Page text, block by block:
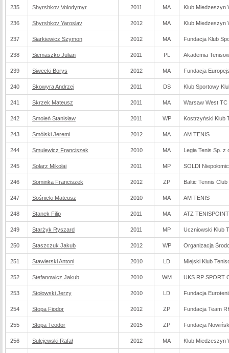
235 Shyrshkov Volodymyr 2011 MA Klub Miedzeszyn
236 Shyrshkov Yaroslav 2012 MA Klub Miedzeszyn
237 Siarkiewicz Szymon 2012 MA Fundacja Klub
238 Siemaszko Julian 2011 PL Akademia
239 Siwecki Borys 2012 MA Fundacja
240 Skowyra Andrzej 2011 DS Klub Sportowy
241 Skrzek Mateusz 2011 MA Warsaw West TC
242 Smoleń Stanisław 2011 WP Kostrzyński Klub
243 Smólski Jeremi 2012 MA AM TENIS
244 Smulewicz Franciszek 2010 MA Legia Tenis Sp. z
245 Solarz Mikołaj 2011 MP SOLDI
246 Sominka Franciszek 2012 ZP Baltic Tennis Club
247 Sośnicki Mateusz 2010 MA AM TENIS
248 Stanek Filip 2011 MA ATZ
249 Starżyk Ryszard 2011 MP Uczniowski Klub
250 Staszczuk Jakub 2012 WP Organizacja
251 Stawierski Antoni 2010 LD Miejski Klub
252 Stefanowicz Jakub 2010 WM UKS RP SPORT
253 Stołowski Jerzy 2010 LD Fundacja
254 Stopa Fiodor 2012 ZP Fundacja Team
255 Stopa Teodor 2015 ZP Fundacja
256 Sulejewski Rafał 2012 MA Klub Miedzeszyn